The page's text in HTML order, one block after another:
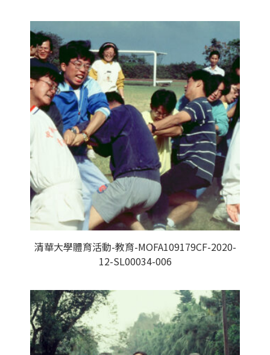
清華大學體育活動-教育-MOFA109179CF-2020-
12-SL00034-006